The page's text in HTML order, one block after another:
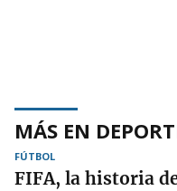
MÁS EN
FÚTBOL
FIFA, la historia